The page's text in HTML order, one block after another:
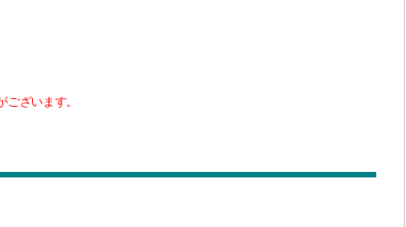
ざいます。